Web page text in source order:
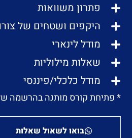
פתרון משוואות
היקפים ושטחים של
מודל לינארי
שאלות מילוליות
מודל כלכלי/פיננסי
* פתיחת קורס מותנה בהרשמה של 4 תלמידים
בואו לשאול שאלות